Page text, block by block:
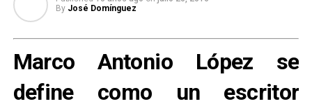
By José Domínguez
Marco Antonio López se
define como un escritor